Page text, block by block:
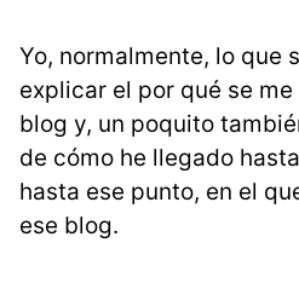
Yo, normalmente, lo que
explicar el por qué se
blog y, un poquito
de cómo he llegado
hasta ese punto, en el
ese blog.